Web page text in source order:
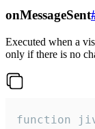
onMessageSent
Executed when a
only if there is no
function